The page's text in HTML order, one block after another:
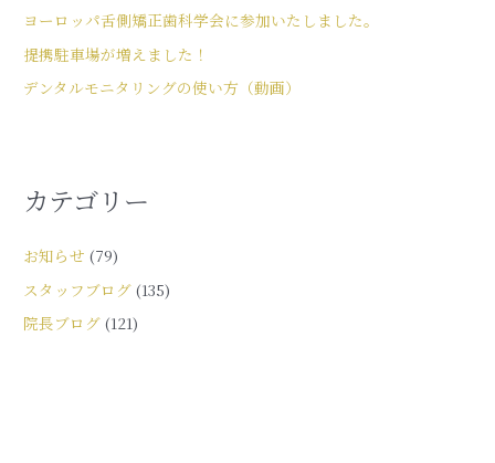
ヨーロッパ舌側矯正歯科学会に参加いたしました。
提携駐車場が増えました！
デンタルモニタリングの使い方（動画）
カテゴリー
お知らせ (79)
スタッフブログ (135)
院長ブログ (121)